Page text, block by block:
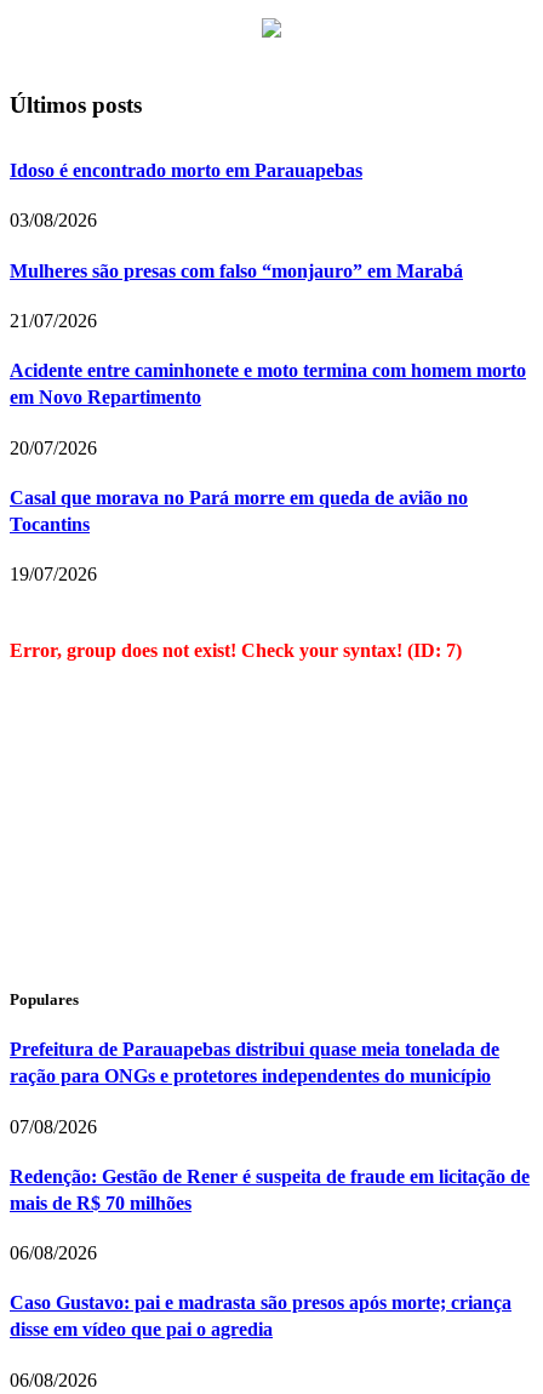
Últimos posts
Idoso é encontrado morto em Parauapebas
03/08/2026
Mulheres são presas com falso “monjauro” em Marabá
21/07/2026
Acidente entre caminhonete e moto termina com homem morto
em Novo Repartimento
20/07/2026
Casal que morava no Pará morre em queda de avião no
Tocantins
19/07/2026
Error, group does not exist! Check your syntax! (ID: 7)
Populares
Prefeitura de Parauapebas distribui quase meia tonelada de
ração para ONGs e protetores independentes do município
07/08/2026
Redenção: Gestão de Rener é suspeita de fraude em licitação de
mais de R$ 70 milhões
06/08/2026
Caso Gustavo: pai e madrasta são presos após morte; criança
disse em vídeo que pai o agredia
06/08/2026